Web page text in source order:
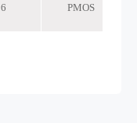
PMOS